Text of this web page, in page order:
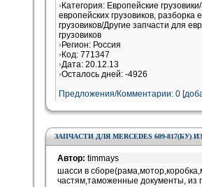
Категория: Европейские
европейских грузовиков, разборка
грузовиков/Другие запчасти для
грузовиков
Регион: Россия
Код: 771347
Дата: 20.12.13
Осталось дней: -4926
Предложения/Комментарии: 0
ЗАПЧАСТИ ДЛЯ MERCEDES 609-817(БУ)
Автор: timmays
шасси в
частям,таможенные документы, из